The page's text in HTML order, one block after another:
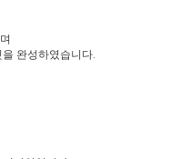
완성하였습니다.